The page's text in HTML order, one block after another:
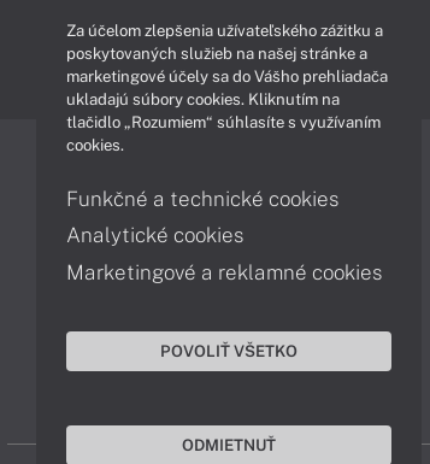
PODPORA A SERVIS
Obchodné podmienky
Vyhlásenie o prístupnosti
Za účelom zlepšenia užívateľského zážitku a
poskytovaných služieb na našej stránke a
marketingové účely sa do Vášho prehliadača
ukladajú súbory cookies. Kliknutím na
tlačidlo „Rozumiem“ súhlasíte s využívaním
cookies.
Funkčné a technické cookies
Analytické cookies
Marketingové a reklamné cookies
POVOLIŤ VŠETKO
ODMIETNUŤ